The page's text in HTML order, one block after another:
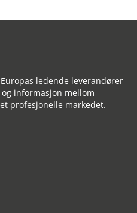
ledende leverandører
informasjon mellom
profesjonelle markedet.